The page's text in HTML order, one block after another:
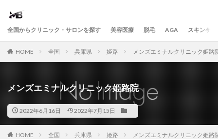
全国からクリニック・サロンを探す 美容医療 脱毛 AGA スキンケア
HOME 全国 兵庫県 姫路 メンズエミナルクリニック姫路
メンズエミナルクリニック姫路院
2022年6月16日 2022年7月15日
HOME 全国 兵庫県 姫路 メンズエミナルクリニック姫路